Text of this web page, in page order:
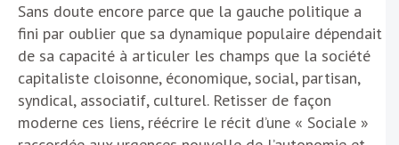
Sans doute encore parce que la gauche politique a
fini par oublier que sa dynamique populaire dépendait
de sa capacité à articuler les champs que la société
capitaliste cloisonne, économique, social, partisan,
syndical, associatif, culturel. Retisser de façon
moderne ces liens, réécrire le récit d’une « Sociale »